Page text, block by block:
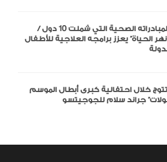
مواصلة لمبادراته الصحية التي شملت 10 دول /
الحياة” يعزز برامجه العلاجية للأطفال
خلال احتفالية كبرى أبطال الموسم